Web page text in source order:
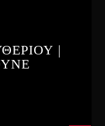
|